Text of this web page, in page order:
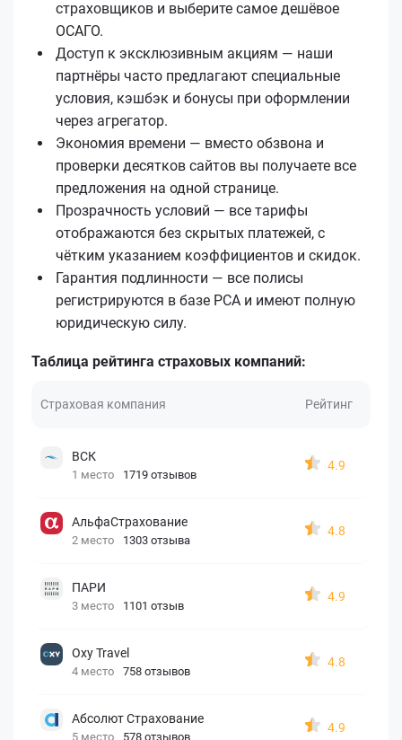
страховщиков и выберите самое дешёвое
ОСАГО.
Доступ к эксклюзивным акциям — наши
партнёры часто предлагают специальные
условия, кэшбэк и бонусы при оформлении
через агрегатор.
Экономия времени — вместо обзвона и
проверки десятков сайтов вы получаете все
предложения на одной странице.
Прозрачность условий — все тарифы
отображаются без скрытых платежей, с
чётким указанием коэффициентов и скидок.
Гарантия подлинности — все полисы
регистрируются в базе РСА и имеют полную
юридическую силу.
Таблица рейтинга страховых компаний:
Страховая компания Рейтинг
ВСК
1 место 1719 отзывов
4.9
АльфаСтрахование
2 место 1303 отзыва
4.8
ПАРИ
3 место 1101 отзыв
4.9
Oxy Travel
4 место 758 отзывов
4.8
Абсолют Страхование
5 место 578 отзывов
4.9